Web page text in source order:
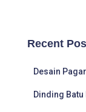
h
Recent
Desain
Dinding